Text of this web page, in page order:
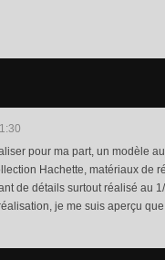
pour ma part, un modèle
Hachette, matériaux de
de détails surtout réalisé au
je me suis aperçu